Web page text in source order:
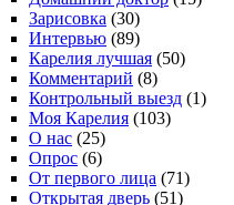
Зарисовка (30)
Интервью (89)
Карелия лучшая (50)
Комментарий (8)
Контрольный выезд (1)
Моя Карелия (103)
О нас (25)
Опрос (6)
От первого лица (71)
Открытая дверь (51)